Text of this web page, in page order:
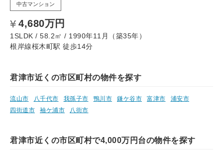
中古マンション
4,680万円
1SLDK / 58.2㎡ / 1990年11月（築35年）
根岸線桜木町駅 徒歩14分
君津市近くの市区町村の物件を探す
流山市 八千代市 我孫子市 鴨川市 鎌ケ谷市 富津市
浦安市
四街道市
袖ケ浦市 八街市
君津市近くの市区町村で4,000万円台の物件を探す